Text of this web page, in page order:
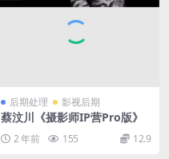
后期处理 影视后期
蔡汶川《摄影师IP营Pro版》
2 年前 155 12.9